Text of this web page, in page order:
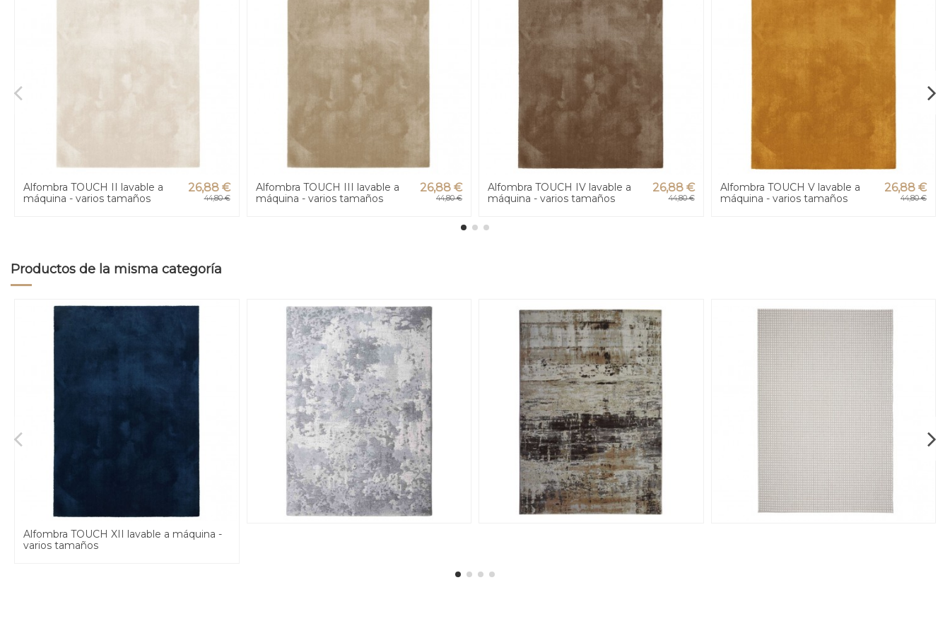
Alfombra TOUCH II lavable a
máquina - varios tamaños
26,88 €
44,80 €
Alfombra TOUCH III lavable a
máquina - varios tamaños
26,88 €
44,80 €
Alfombra TOUCH IV lavable a
máquina - varios tamaños
26,88 €
44,80 €
Alfombra TOUCH V lavable a
máquina - varios tamaños
26,88 €
44,80 €
Productos de la misma categoría
Alfombra TOUCH XII lavable a máquina -
varios tamaños